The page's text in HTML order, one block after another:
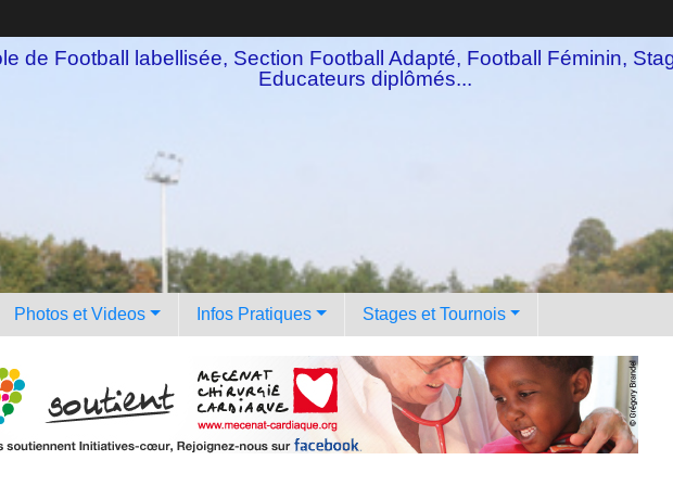
de Football labellisée, Section Football Adapté, Football Féminin,
Educateurs diplômés...
Photos et Videos Infos Pratiques Stages et Tournois